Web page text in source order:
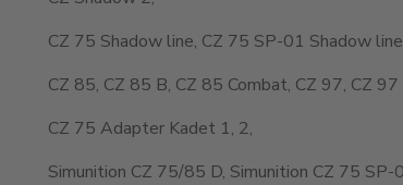
CZ 75 Shadow line, CZ 75 SP-01 Shadow
CZ 85, CZ 85 B, CZ 85 Combat, CZ 97, CZ 97
CZ 75 Adapter Kadet 1, 2,
Simunition CZ 75/85 D, Simunition CZ 75 SP-